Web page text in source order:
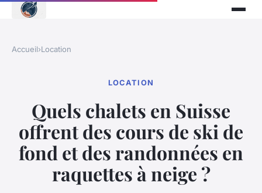
Accueil›Location
LOCATION
Quels chalets en Suisse
offrent des cours de ski de
fond et des randonnées en
raquettes à neige ?